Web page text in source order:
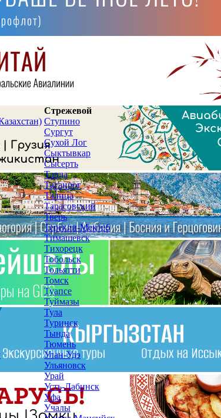
Стрежевой
Ступино
Сургут
Сухой Лог
Сыктывкар
Сысерть
Тавда
Таганрог
Талица
Тарасовский
Тверь
Терекли-Мектеб
Тимашевск
Тихорецк
Тобольск
Тольятти
Томск
Туапсе
Туймазы
Тула
Туринск
Тында
Тюмень
Улан-Удэ
Ульяновск
Урай
Усть-Лабинск
Уфа
Учалы